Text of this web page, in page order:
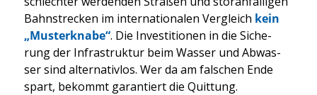
Bahn­stre­cken im inter­na­tio­na­len Ver­gleich kein
„Mus­ter­kna­be“. Die Inves­ti­tio­nen in die Siche­
rung der Infra­struk­tur beim Was­ser und Abwas­
ser sind alter­na­tiv­los. Wer da am fal­schen Ende
spart, bekommt garan­tiert die Quit­tung.